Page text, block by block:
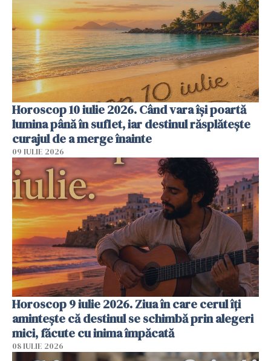
Horoscop 10 iulie 2026. Când vara își poartă
lumina până în suflet, iar destinul răsplătește
curajul de a merge înainte
09 IULIE 2026
Horoscop 9 iulie 2026. Ziua în care cerul îți
amintește că destinul se schimbă prin alegeri
mici, făcute cu inima împăcată
08 IULIE 2026